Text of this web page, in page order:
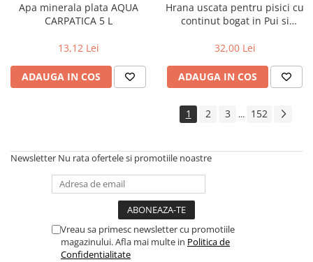
Apa minerala plata AQUA
CARPATICA 5 L
13,12 Lei
ADAUGA IN COS
Hrana uscata pentru pisici cu
continut bogat in Pui si
Junior, 800g
32,00 Lei
ADAUGA IN COS
1 2 3 ... 152
Newsletter Nu rata ofertele si promotiile noastre
Vreau sa primesc newsletter cu promotiile
magazinului. Afla mai multe in Politica de
Confidentialitate